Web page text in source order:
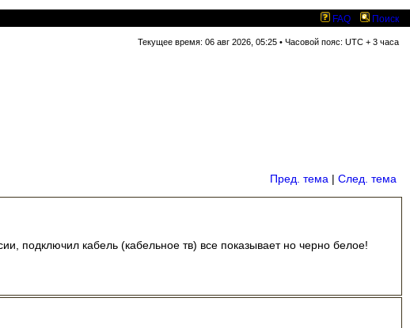
FAQ Поиск
Текущее время: 06 авг 2026, 05:25 • Часовой пояс: UTC + 3 часа
Пред. тема | След. тема
подключил кабель (кабельное тв) все показывает но черно белое!